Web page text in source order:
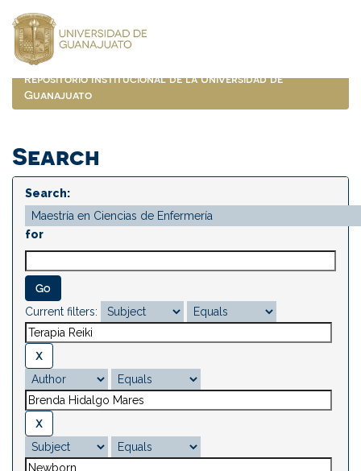
navigation
Repositorio Institucional de la Universidad de
Guanajuato
Search
Search:
for
Current filters: